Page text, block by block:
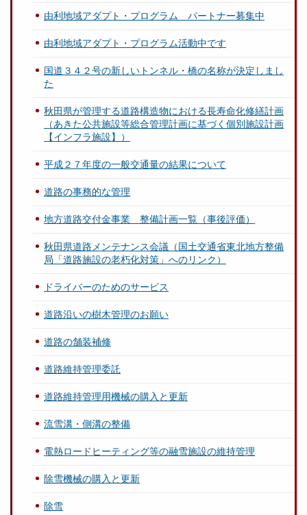
由利地域アダプト・プログラム パートナー募集中
由利地域アダプト・プログラム活動中です
国道３４２号の新しいトンネル・橋の名称が決定しまし
た
秋田県が管理する道路構造物における長寿命化修繕計画
（あきた公共施設等総合管理計画に基づく個別施設計画
【インフラ施設】）
平成２７年度の一般交通量の結果について
道路の事務的な管理
地方道路交付金事業 整備計画一覧（事後評価）
秋田県道路メンテナンス会議（国土交通省東北地方整備
局「道路施設の老朽化対策」へのリンク）
ドライバーのためのサービス
道路沿いの樹木管理のお願い
道路の舗装補修
道路維持管理委託
道路維持管理用機械の購入と更新
流雪溝・側溝の整備
電熱ロードヒーティング等の融雪施設の維持管理
除雪機械の購入と更新
除雪